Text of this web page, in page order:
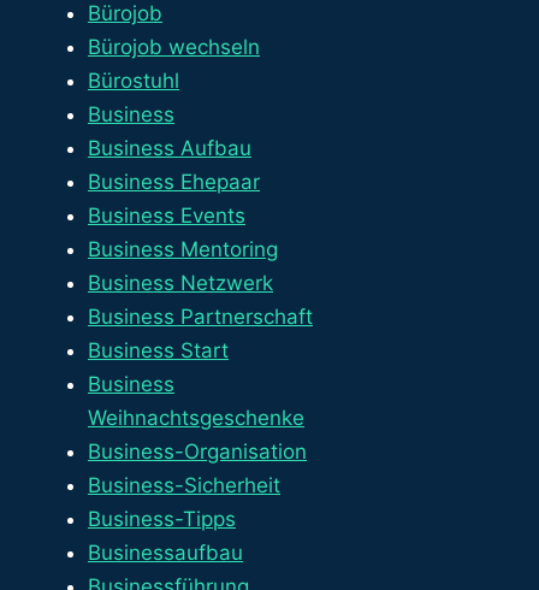
Bürojob
Bürojob wechseln
Bürostuhl
Business
Business Aufbau
Business Ehepaar
Business Events
Business Mentoring
Business Netzwerk
Business Partnerschaft
Business Start
Business
Weihnachtsgeschenke
Business-Organisation
Business-Sicherheit
Business-Tipps
Businessaufbau